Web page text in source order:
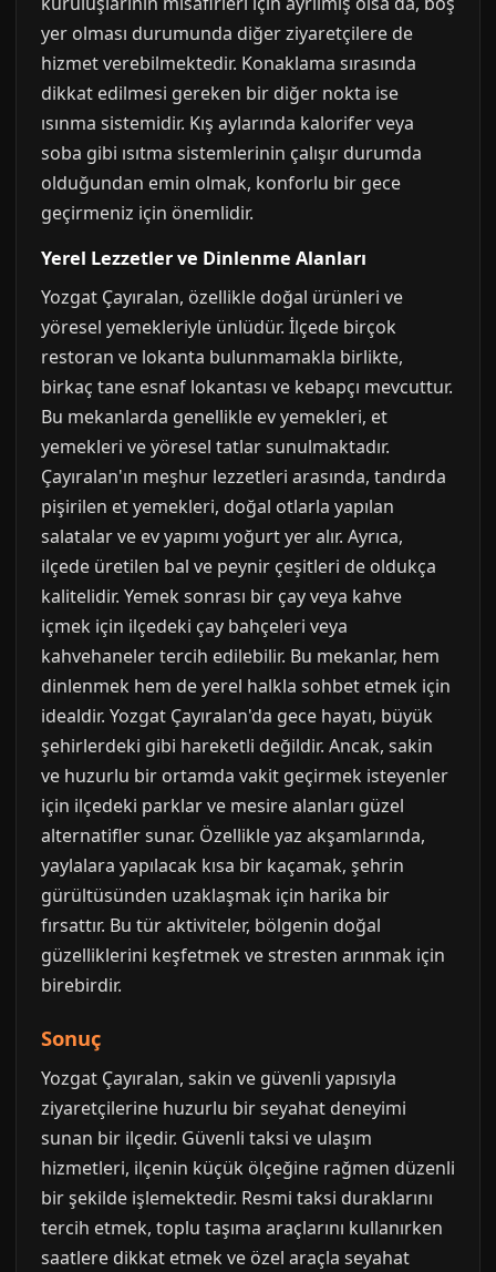
yer olması durumunda diğer ziyaretçilere de
hizmet verebilmektedir. Konaklama sırasında
dikkat edilmesi gereken bir diğer nokta ise
ısınma sistemidir. Kış aylarında kalorifer veya
soba gibi ısıtma sistemlerinin çalışır durumda
olduğundan emin olmak, konforlu bir gece
geçirmeniz için önemlidir.
Yerel Lezzetler ve Dinlenme Alanları
Yozgat Çayıralan, özellikle doğal ürünleri ve
yöresel yemekleriyle ünlüdür. İlçede birçok
restoran ve lokanta bulunmamakla birlikte,
birkaç tane esnaf lokantası ve kebapçı mevcuttur.
Bu mekanlarda genellikle ev yemekleri, et
yemekleri ve yöresel tatlar sunulmaktadır.
Çayıralan'ın meşhur lezzetleri arasında, tandırda
pişirilen et yemekleri, doğal otlarla yapılan
salatalar ve ev yapımı yoğurt yer alır. Ayrıca,
ilçede üretilen bal ve peynir çeşitleri de oldukça
kalitelidir. Yemek sonrası bir çay veya kahve
içmek için ilçedeki çay bahçeleri veya
kahvehaneler tercih edilebilir. Bu mekanlar, hem
dinlenmek hem de yerel halkla sohbet etmek için
idealdir. Yozgat Çayıralan'da gece hayatı, büyük
şehirlerdeki gibi hareketli değildir. Ancak, sakin
ve huzurlu bir ortamda vakit geçirmek isteyenler
için ilçedeki parklar ve mesire alanları güzel
alternatifler sunar. Özellikle yaz akşamlarında,
yaylalara yapılacak kısa bir kaçamak, şehrin
gürültüsünden uzaklaşmak için harika bir
fırsattır. Bu tür aktiviteler, bölgenin doğal
güzelliklerini keşfetmek ve stresten arınmak için
birebirdir.
Sonuç
Yozgat Çayıralan, sakin ve güvenli yapısıyla
ziyaretçilerine huzurlu bir seyahat deneyimi
sunan bir ilçedir. Güvenli taksi ve ulaşım
hizmetleri, ilçenin küçük ölçeğine rağmen düzenli
bir şekilde işlemektedir. Resmi taksi duraklarını
tercih etmek, toplu taşıma araçlarını kullanırken
saatlere dikkat etmek ve özel araçla seyahat